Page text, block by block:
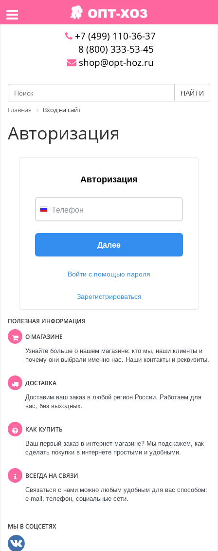
+7 (499) 110-36-37
8 (800) 333-53-45
shop@opt-hoz.ru
НАЙТИ
Главная Вход на сайт
Авторизация
Авторизация
Телефон
Далее
Войти с помощью пароля
Зарегистрироваться
ПОЛЕЗНАЯ ИНФОРМАЦИЯ
О МАГАЗИНЕ
Узнайте больше о нашем магазине: кто мы, наши клиенты и
почему они выбрали именно нас. Наши контакты и реквизиты.
ДОСТАВКА
Доставим ваш заказ в любой регион России. Работаем для
вас, без выходных.
КАК КУПИТЬ
Ваш первый заказ в интернет-магазине? Мы подскажем, как
сделать покупки в интернете простыми и удобными.
ВСЕГДА НА СВЯЗИ
Связаться с нами можно любым удобным для вас способом:
e-mail, телефон, социальные сети.
МЫ В СОЦСЕТЯХ